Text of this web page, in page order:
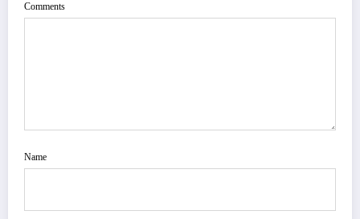
Comments
Name